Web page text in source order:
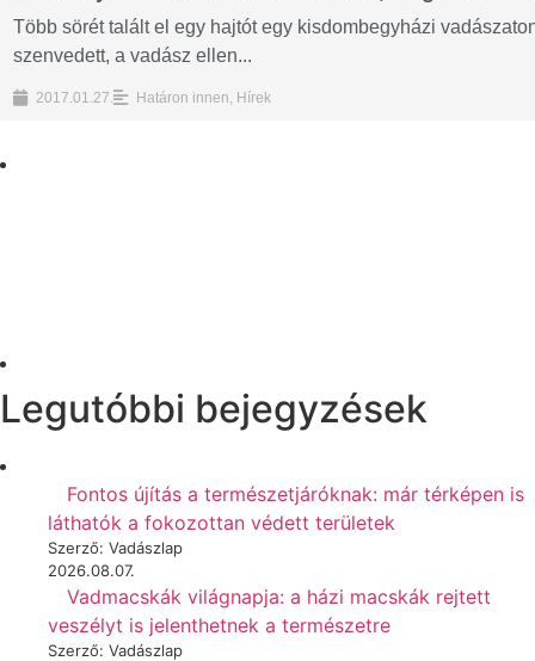
Több sörét talált el egy hajtót egy kisdombegyházi
szenvedett, a vadász ellen...
2017.01.27. Határon innen, Hírek
Legutóbbi bejegyzések
Fontos újítás a természetjáróknak: már térképen is
láthatók a fokozottan védett területek
Szerző: Vadászlap
2026.08.07.
Vadmacskák világnapja: a házi macskák rejtett
veszélyt is jelenthetnek a természetre
Szerző: Vadászlap